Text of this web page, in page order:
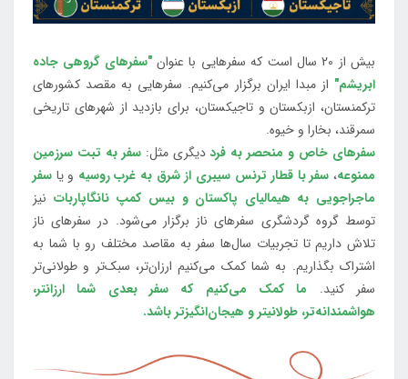
بیش از 20 سال است که سفرهایی با عنوان
"سفرهای گروهی جاده
ابریشم" از مبدا ایران برگزار می‌کنیم. سفرهایی به مقصد کشورهای
ترکمنستان، ازبکستان و تاجیکستان، برای بازدید از شهرهای تاریخی
سمرقند، بخارا و خیوه.
سفرهای خاص و منحصر به فرددیگری مثل:سفر به تبت سرزمین
ممنوعه، سفر با قطار ترنس سیبری از شرق به غرب روسیه و یا سفر
ماجراجویی به هیمالیای پاکستان و بیس کمپ نانگاپاربات نیز
توسط گروه گردشگری سفرهای ناز برگزار می‌شود. در سفرهای ناز
تلاش داریم تا تجربیات سال‌ها سفر به مقاصد مختلف رو با شما به
اشتراک بگذاریم. به شما کمک می‌کنیم ارزان‌تر، سبک‌تر و طولانی‌تر
سفر کنید. ما کمک می‌کنیم که سفر بعدی شما ارزانتر،
هواشمندانه‌تر، طولانی‎تر و هیجان‌انگیزتر باشد.